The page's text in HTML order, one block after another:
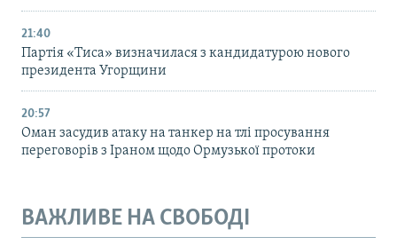
21:40
Партія «Тиса» визначилася з кандидатурою нового
президента Угорщини
20:57
Оман засудив атаку на танкер на тлі просування
переговорів з Іраном щодо Ормузької протоки
ВАЖЛИВЕ НА СВОБОДІ